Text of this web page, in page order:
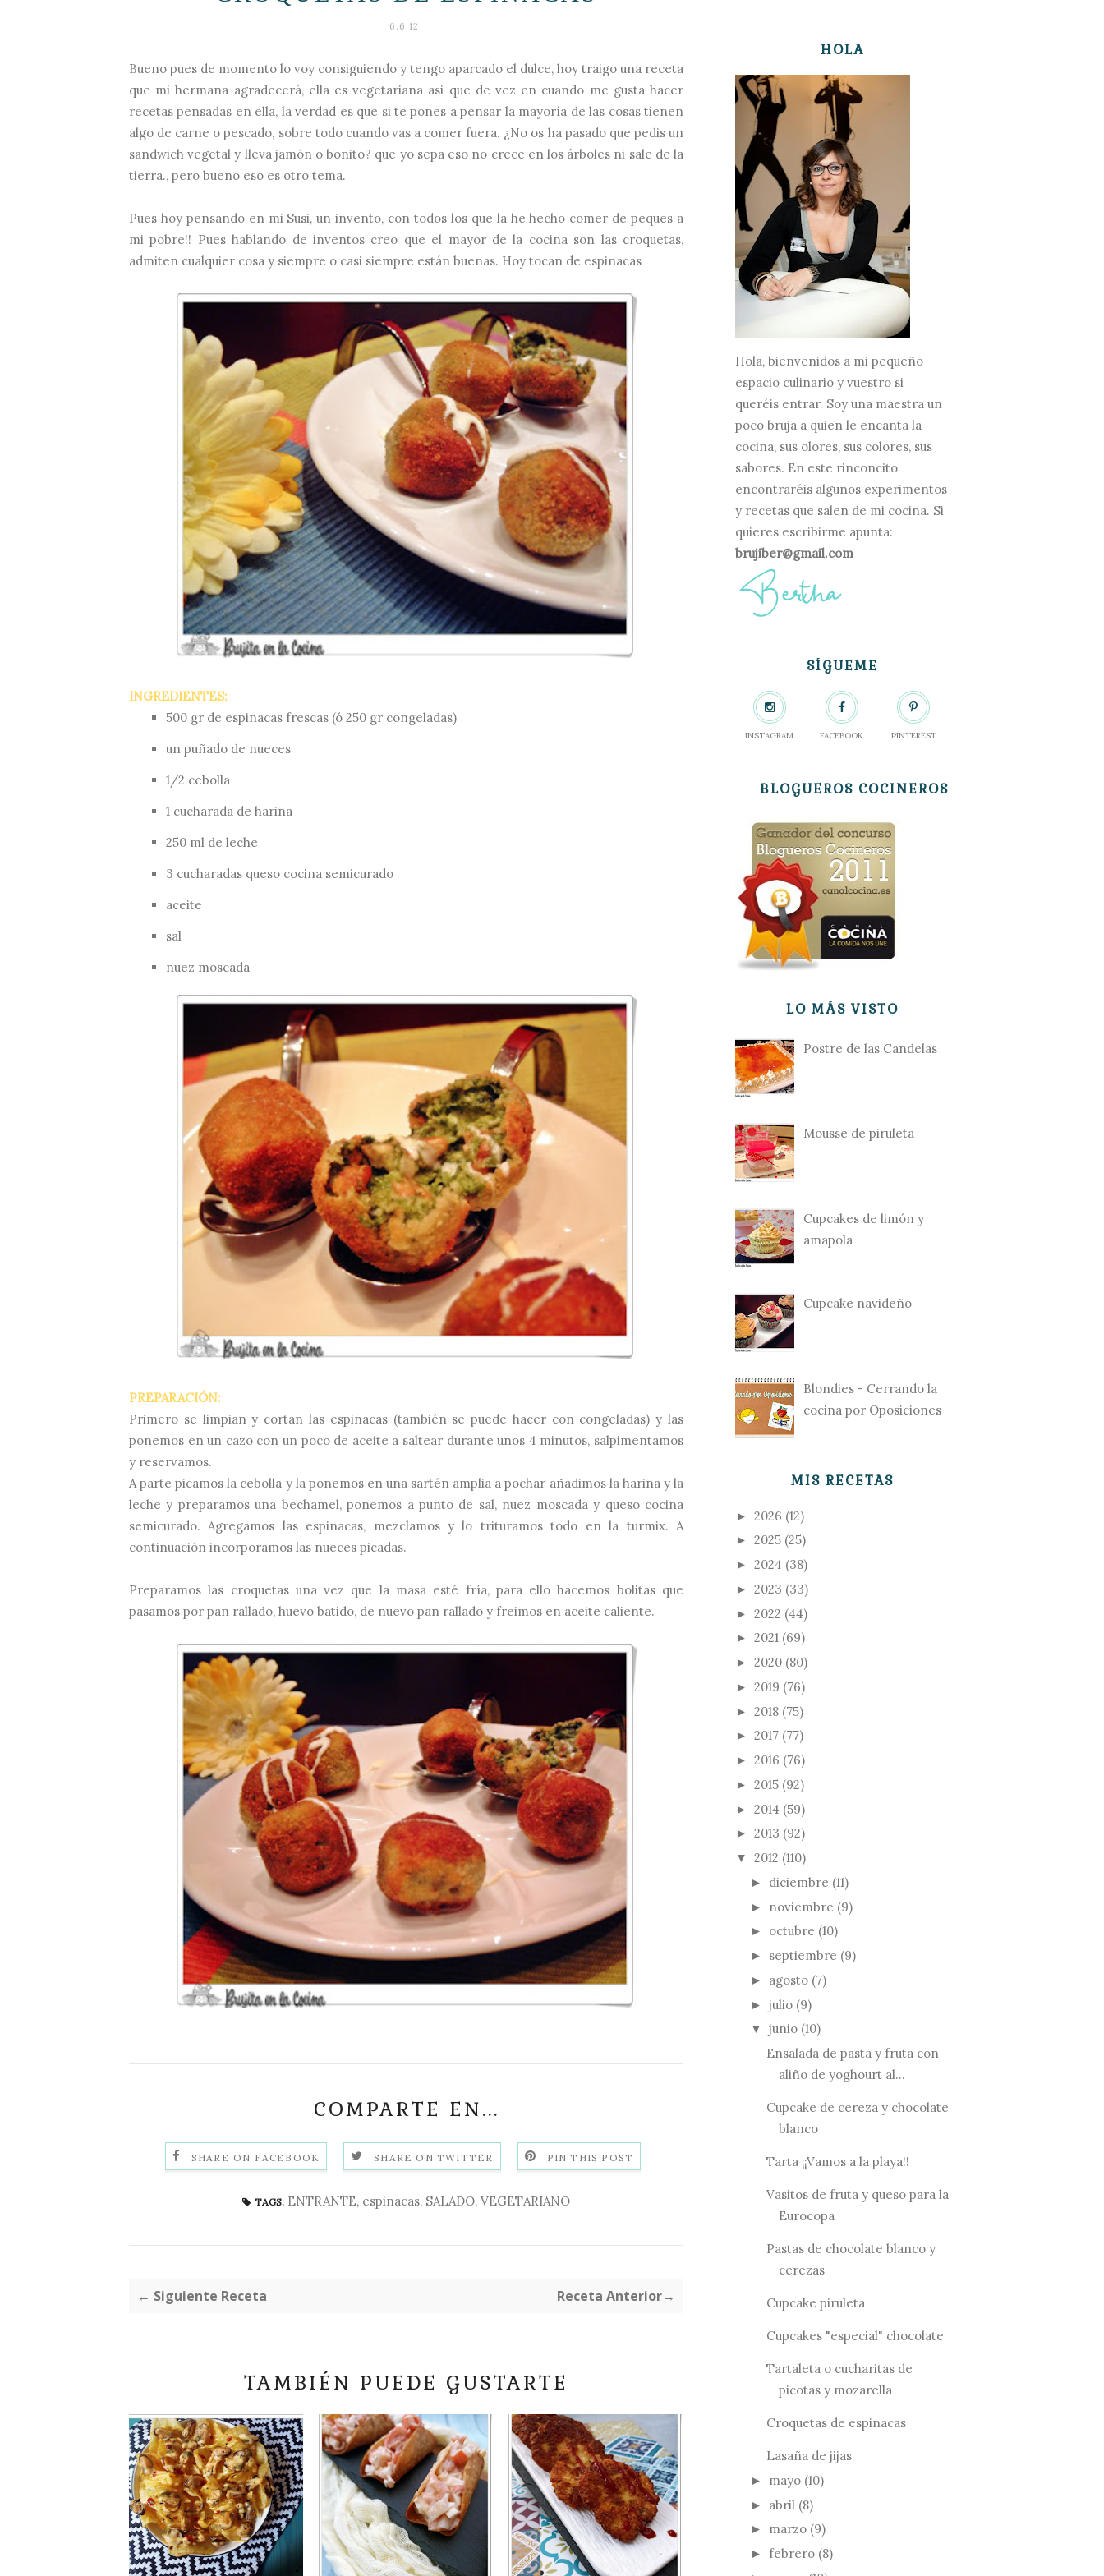
6.6.12
Bueno pues de momento lo voy consiguiendo y tengo aparcado el dulce, hoy traigo una receta
que mi hermana agradecerá, ella es vegetariana asi que de vez en cuando me gusta hacer
recetas pensadas en ella, la verdad es que si te pones a pensar la mayoría de las cosas tienen
algo de carne o pescado, sobre todo cuando vas a comer fuera. ¿No os ha pasado que pedis un
sandwich vegetal y lleva jamón o bonito? que yo sepa eso no crece en los árboles ni sale de la
tierra., pero bueno eso es otro tema.
Pues hoy pensando en mi Susi, un invento, con todos los que la he hecho comer de peques a
mi pobre!! Pues hablando de inventos creo que el mayor de la cocina son las croquetas,
admiten cualquier cosa y siempre o casi siempre están buenas. Hoy tocan de espinacas
INGREDIENTES:
500 gr de espinacas frescas (ó 250 gr congeladas)
un puñado de nueces
1/2 cebolla
1 cucharada de harina
250 ml de leche
3 cucharadas queso cocina semicurado
aceite
sal
nuez moscada
PREPARACIÓN:
Primero se limpian y cortan las espinacas (también se puede hacer con congeladas) y las
ponemos en un cazo con un poco de aceite a saltear durante unos 4 minutos, salpimentamos
y reservamos.
A parte picamos la cebolla y la ponemos en una sartén amplia a pochar añadimos la harina y la
leche y preparamos una bechamel, ponemos a punto de sal, nuez moscada y queso cocina
semicurado. Agregamos las espinacas, mezclamos y lo trituramos todo en la turmix. A
continuación incorporamos las nueces picadas.
Preparamos las croquetas una vez que la masa esté fría, para ello hacemos bolitas que
pasamos por pan rallado, huevo batido, de nuevo pan rallado y freimos en aceite caliente.
COMPARTE EN...
SHARE ON FACEBOOK SHARE ON TWITTER PIN THIS POST
TAGS: ENTRANTE, espinacas, SALADO, VEGETARIANO
← Siguiente Receta Receta Anterior→
TAMBIÉN PUEDE GUSTARTE
HOLA
Hola, bienvenidos a mi pequeño
espacio culinario y vuestro si
queréis entrar. Soy una maestra un
poco bruja a quien le encanta la
cocina, sus olores, sus colores, sus
sabores. En este rinconcito
encontraréis algunos experimentos
y recetas que salen de mi cocina. Si
quieres escribirme apunta:
brujiber@gmail.com
SÍGUEME
INSTAGRAM FACEBOOK PINTEREST
BLOGUEROS COCINEROS
LO MÁS VISTO
Postre de las Candelas
Mousse de piruleta
Cupcakes de limón y
amapola
Cupcake navideño
Blondies - Cerrando la
cocina por Oposiciones
MIS RECETAS
► 2026 (12)
► 2025 (25)
► 2024 (38)
► 2023 (33)
► 2022 (44)
► 2021 (69)
► 2020 (80)
► 2019 (76)
► 2018 (75)
► 2017 (77)
► 2016 (76)
► 2015 (92)
► 2014 (59)
► 2013 (92)
▼ 2012 (110)
► diciembre (11)
► noviembre (9)
► octubre (10)
► septiembre (9)
► agosto (7)
► julio (9)
▼ junio (10)
Ensalada de pasta y fruta con
aliño de yoghourt al...
Cupcake de cereza y chocolate
blanco
Tarta ¡¡Vamos a la playa!!
Vasitos de fruta y queso para la
Eurocopa
Pastas de chocolate blanco y
cerezas
Cupcake piruleta
Cupcakes "especial" chocolate
Tartaleta o cucharitas de
picotas y mozarella
Croquetas de espinacas
Lasaña de jijas
► mayo (10)
► abril (8)
► marzo (9)
► febrero (8)